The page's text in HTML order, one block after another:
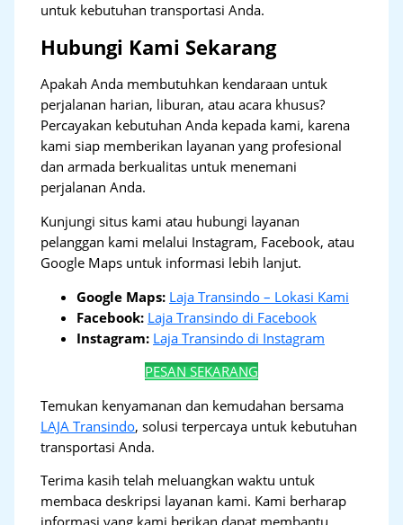
untuk kebutuhan transportasi Anda.
Hubungi Kami Sekarang
Apakah Anda membutuhkan kendaraan untuk
perjalanan harian, liburan, atau acara khusus?
Percayakan kebutuhan Anda kepada kami, karena
kami siap memberikan layanan yang profesional
dan armada berkualitas untuk menemani
perjalanan Anda.
Kunjungi situs kami atau hubungi layanan
pelanggan kami melalui Instagram, Facebook, atau
Google Maps untuk informasi lebih lanjut.
Google Maps: Laja Transindo – Lokasi Kami
Facebook: Laja Transindo di Facebook
Instagram: Laja Transindo di Instagram
PESAN SEKARANG
Temukan kenyamanan dan kemudahan bersama
LAJA Transindo, solusi terpercaya untuk kebutuhan
transportasi Anda.
Terima kasih telah meluangkan waktu untuk
membaca deskripsi layanan kami. Kami berharap